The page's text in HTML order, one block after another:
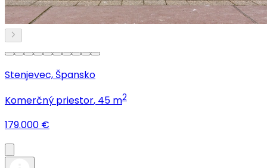
Stenjevec, Špansko
Komerčný priestor, 45 m2
179.000 €